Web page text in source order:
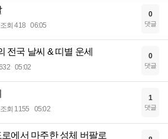
조회 418 06:05
0
댓글
전국 날씨 & 띠별 운세
05:02
0
댓글
조회 1155 05:02
1
댓글
에서 마주한 성체 버팔로